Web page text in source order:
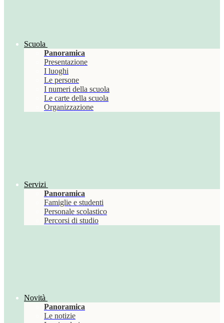
Scuola
Panoramica
Presentazione
I luoghi
Le persone
I numeri della scuola
Le carte della scuola
Organizzazione
Servizi
Panoramica
Famiglie e studenti
Personale scolastico
Percorsi di studio
Novità
Panoramica
Le notizie